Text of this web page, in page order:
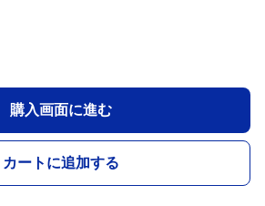
購入画面に進む
カートに追加する